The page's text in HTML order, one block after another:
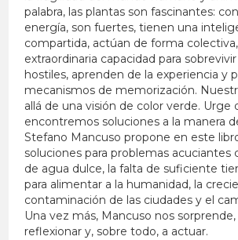
palabra, las plantas son fascinantes:
energía, son fuertes, tienen una
compartida, actúan de forma
extraordinaria capacidad para
hostiles, aprenden de la experiencia y
mecanismos de memorización.
allá de una visión de color verde. Urge
encontremos soluciones a la manera
Stefano Mancuso propone en este
soluciones para problemas acuciantes
de agua dulce, la falta de suficiente
para alimentar a la humanidad, la
contaminación de las ciudades y el
Una vez más, Mancuso nos
reflexionar y, sobre todo, a actuar.